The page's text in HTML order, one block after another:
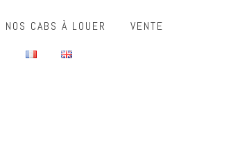
NOS CABS À LOUER
VENTE